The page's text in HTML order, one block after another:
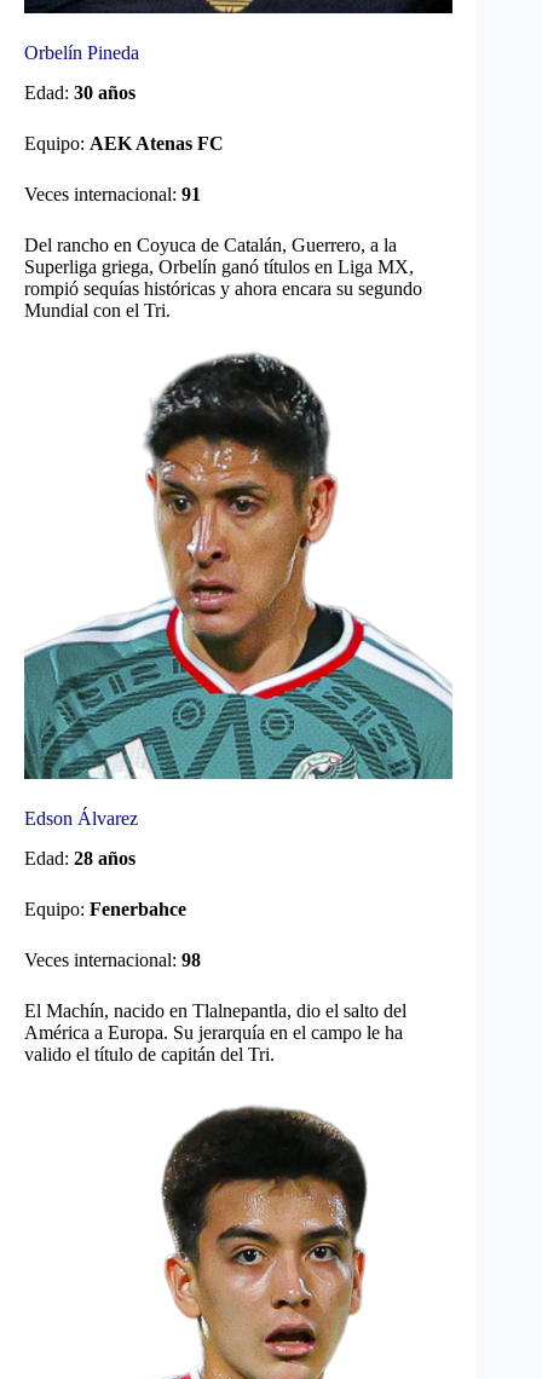
Orbelín Pineda
Edad: 30 años
Equipo: AEK Atenas FC
Veces internacional: 91
Del rancho en Coyuca de Catalán, Guerrero, a la
Superliga griega, Orbelín ganó títulos en Liga MX,
rompió sequías históricas y ahora encara su segundo
Mundial con el Tri.
Edson Álvarez
Edad: 28 años
Equipo: Fenerbahce
Veces internacional: 98
El Machín, nacido en Tlalnepantla, dio el salto del
América a Europa. Su jerarquía en el campo le ha
valido el título de capitán del Tri.